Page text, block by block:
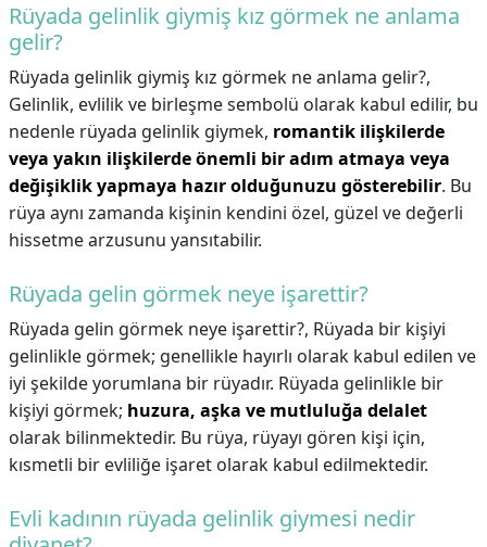
Rüyada gelinlik giymiş kız görmek ne anlama
gelir?
Rüyada gelinlik giymiş kız görmek ne anlama gelir?,
Gelinlik, evlilik ve birleşme sembolü olarak kabul edilir, bu
nedenle rüyada gelinlik giymek, romantik ilişkilerde
veya yakın ilişkilerde önemli bir adım atmaya veya
değişiklik yapmaya hazır olduğunuzu gösterebilir. Bu
rüya aynı zamanda kişinin kendini özel, güzel ve değerli
hissetme arzusunu yansıtabilir.
Rüyada gelin görmek neye işarettir?
Rüyada gelin görmek neye işarettir?, Rüyada bir kişiyi
gelinlikle görmek; genellikle hayırlı olarak kabul edilen ve
iyi şekilde yorumlana bir rüyadır. Rüyada gelinlikle bir
kişiyi görmek; huzura, aşka ve mutluluğa delalet
olarak bilinmektedir. Bu rüya, rüyayı gören kişi için,
kısmetli bir evliliğe işaret olarak kabul edilmektedir.
Evli kadının rüyada gelinlik giymesi nedir